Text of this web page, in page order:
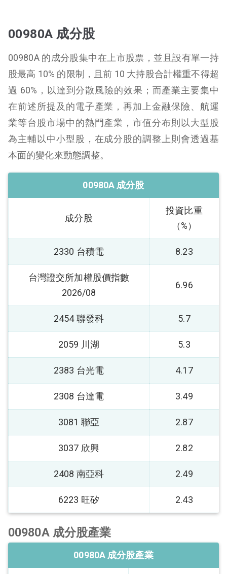
00980A 成分股
00980A 的成分股集中在上市股票，並且設有單一持
股最高 10% 的限制，且前 10 大持股合計權重不得超
過 60%，以達到分散風險的效果；而產業主要集中
在前述所提及的電子產業，再加上金融保險、航運
業等台股市場中的熱門產業，市值分布則以大型股
為主輔以中小型股，在成分股的調整上則會透過基
本面的變化來動態調整。
00980A 成分股
成分股
投資比重
（%）
2330 台積電 8.23
台灣證交所加權股價指數
2026/08
6.96
2454 聯發科 5.7
2059 川湖 5.3
2383 台光電 4.17
2308 台達電 3.49
3081 聯亞 2.87
3037 欣興 2.82
2408 南亞科 2.49
6223 旺矽 2.43
00980A 成分股產業
00980A 成分股產業